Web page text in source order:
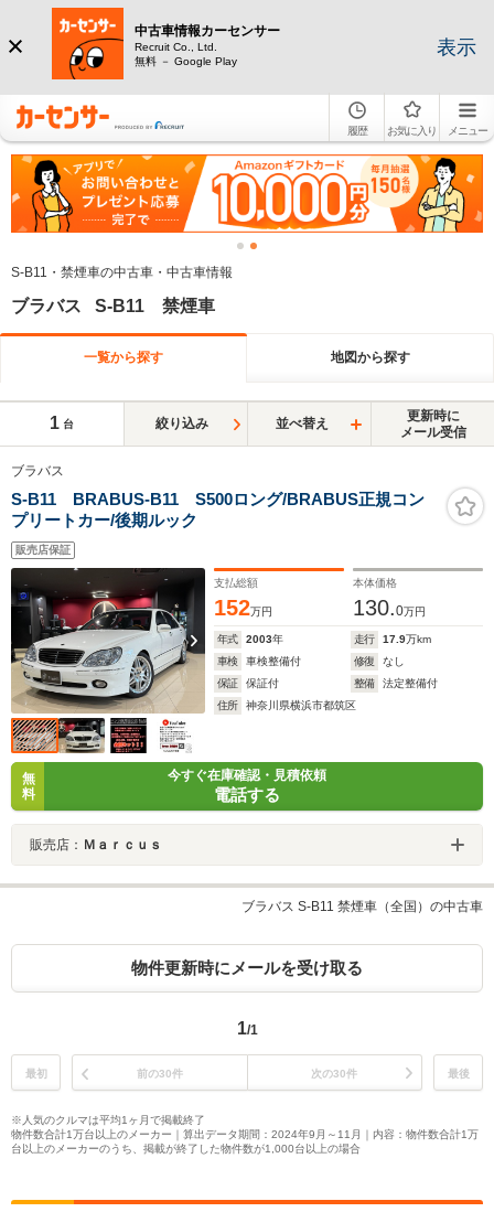
中古車情報カーセンサー
Recruit Co., Ltd.
無料 － Google Play
表示
履歴 お気に入り メニュー
S-B11・禁煙車の中古車・中古車情報
ブラバス S-B11 禁煙車
一覧から探す 地図から探す
1 台 絞り込み 並べ替え
更新時に
メール受信
ブラバス
S-B11 BRABUS-B11 S500ロング/BRABUS正規コン
プリートカー/後期ルック
販売店保証
支払総額
152万円
本体価格
130.0万円
年式 2003年 走行 17.9万km
車検
車検整備付 修復
なし
保証
保証付 整備
法定整備付
住所
神奈川県横浜市都筑区
無
料
今すぐ在庫確認・見積依頼
電話する
販売店： Ｍａｒｃｕｓ
ブラバス S-B11 禁煙車（全国）の中古車
物件更新時にメールを受け取る
1/1
最初 前の30件 次の30件 最後
※人気のクルマは平均1ヶ月で掲載終了
物件数合計1万台以上のメーカー｜算出データ期間：2024年9月～11月｜内容：物件数合計1万
台以上のメーカーのうち、掲載が終了した物件数が1,000台以上の場合